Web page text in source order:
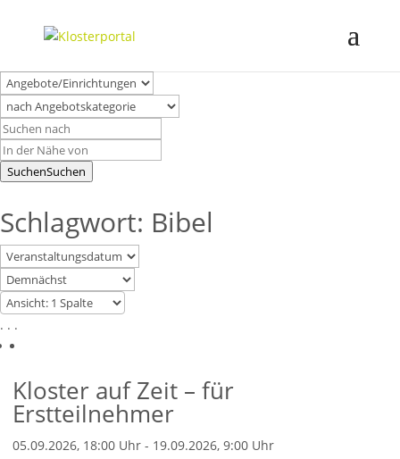
SuchenSuchen
Schlagwort: Bibel
. . .
Kloster auf Zeit – für
Erstteilnehmer
05.09.2026, 18:00 Uhr - 19.09.2026, 9:00 Uhr